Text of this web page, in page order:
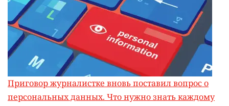
Приговор журналистке вновь поставил вопрос о
персональных данных. Что нужно знать каждому